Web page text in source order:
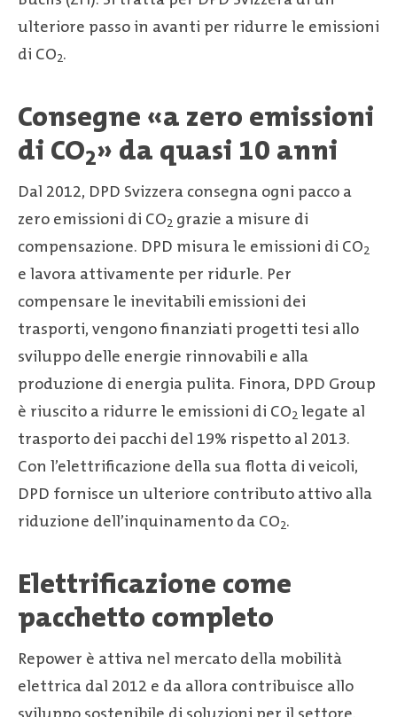
ulteriore passo in avanti per ridurre le emissioni
di CO2.
Consegne «a zero emissioni
di CO2» da quasi 10 anni
Dal 2012, DPD Svizzera consegna ogni pacco a
zero emissioni di CO2 grazie a misure di
compensazione. DPD misura le emissioni di CO2
e lavora attivamente per ridurle. Per
compensare le inevitabili emissioni dei
trasporti, vengono finanziati progetti tesi allo
sviluppo delle energie rinnovabili e alla
produzione di energia pulita. Finora, DPD Group
è riuscito a ridurre le emissioni di CO2 legate al
trasporto dei pacchi del 19% rispetto al 2013.
Con l’elettrificazione della sua flotta di veicoli,
DPD fornisce un ulteriore contributo attivo alla
riduzione dell’inquinamento da CO2.
Elettrificazione come
pacchetto completo
Repower è attiva nel mercato della mobilità
elettrica dal 2012 e da allora contribuisce allo